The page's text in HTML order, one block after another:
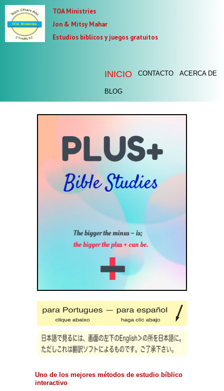
TOA Ministries
Jon & Mitsy Mahar
Estudios bíblicos y juegos gratuitos
INICIO CONTACTO ACERCA DE
BLOG
Uno de los mejores métodos de estudio bíblico
interactivo